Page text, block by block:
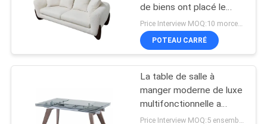
DEMANDEZ
CITATION
PLAN
Sofa sectionnel
modulaire
53
de biens ont placé le
style moderne universelPrice Interview MOQ:10 morceaux
POTEAU CARRÉ
La table de salle à
manger moderne de luxe
multifonctionnelle a
placé le verre trempé